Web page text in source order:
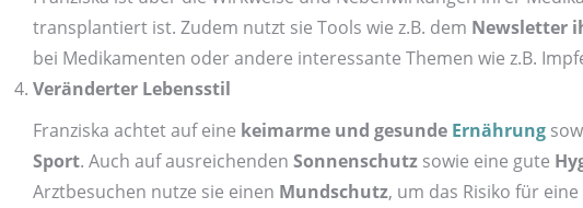
transplantiert ist. Zudem nutzt sie Tools wie z.B. dem News­letter
bei Medikamenten oder andere interessante Themen wie z.B.
Veränderter Lebens­stil
Franziska achtet auf eine keim­arme und gesunde Ernährung
Sport. Auch auf ausreichenden Sonnen­schutz sowie eine gute
Arzt­besuchen nutze sie einen Mund­schutz, um das Risiko für